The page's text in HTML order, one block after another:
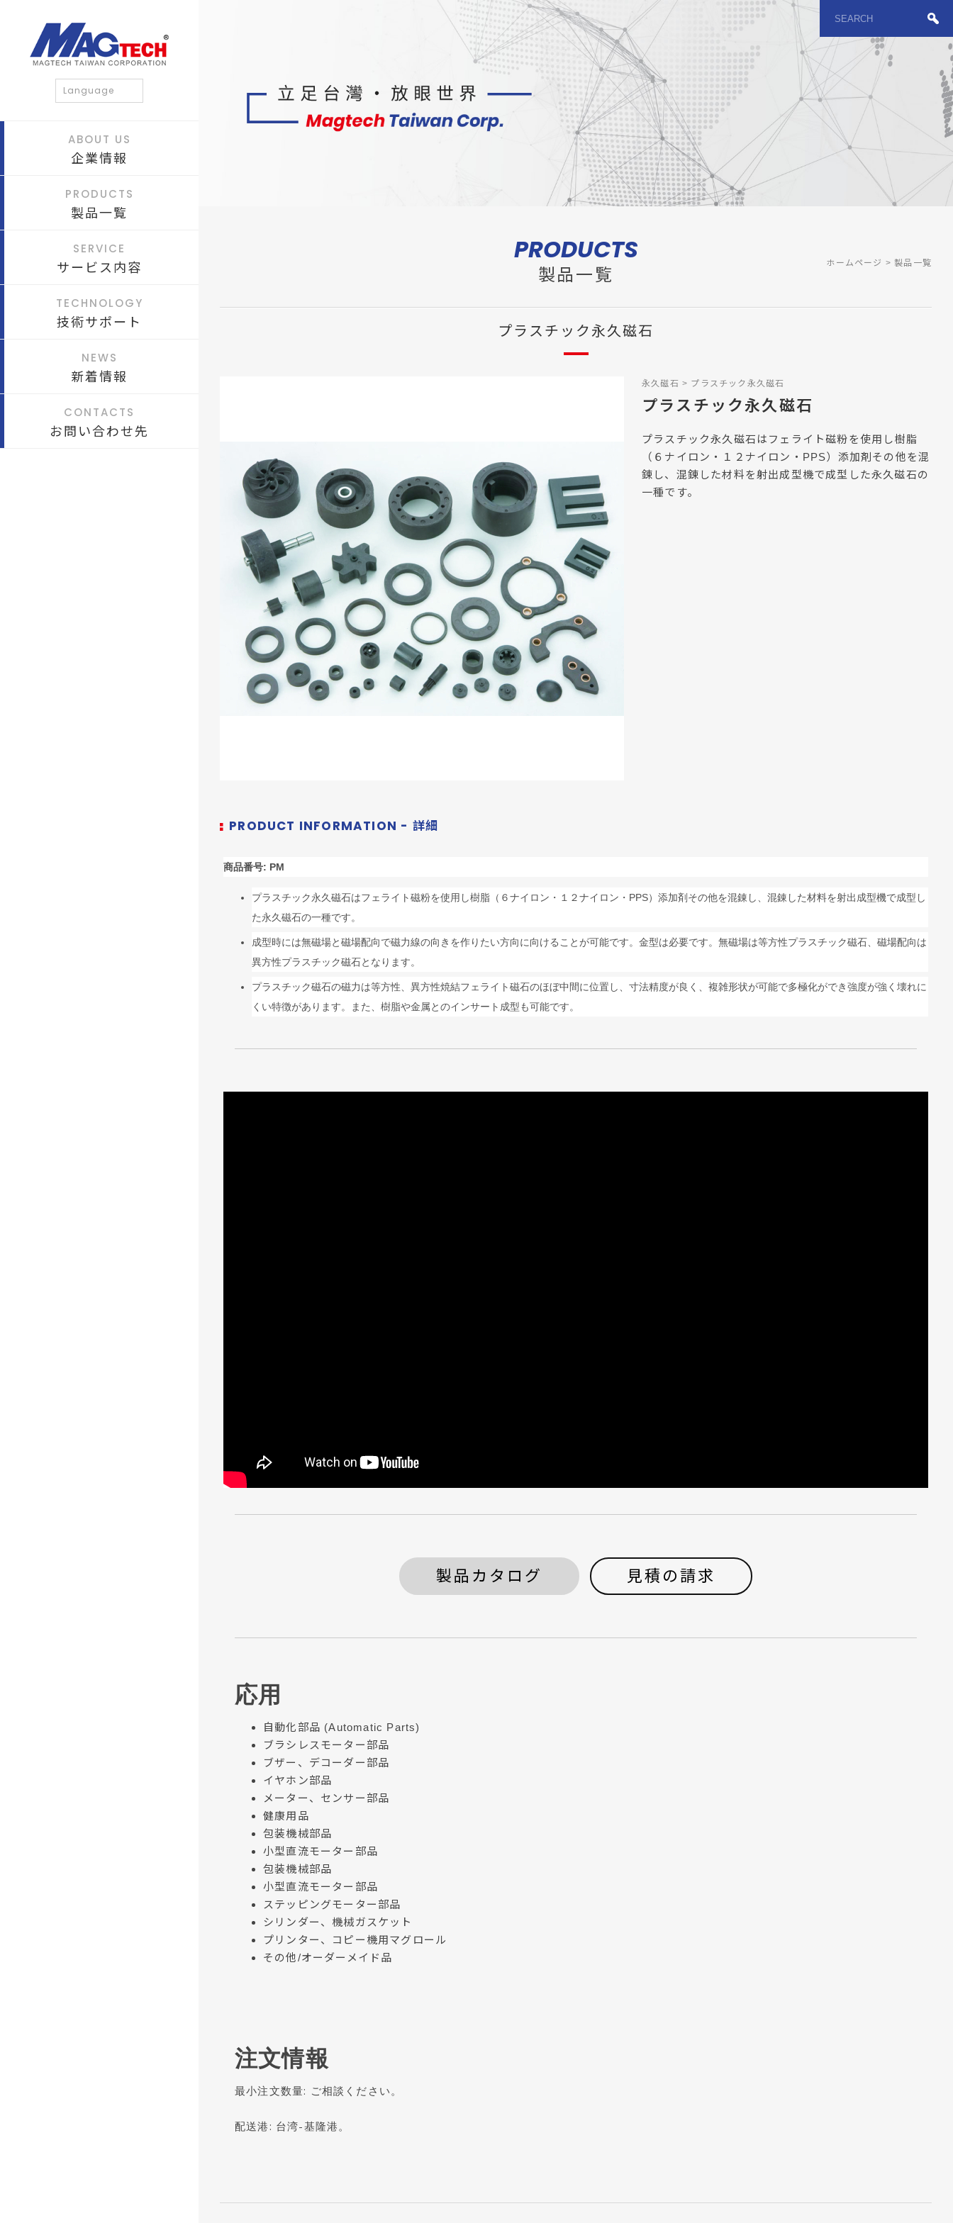
ABOUT US
企業情報
PRODUCTS
製品一覧
SERVICE
サービス内容
TECHNOLOGY
技術サポート
NEWS
新着情報
CONTACTS
お問い合わせ先
Language
ホームページ 製品一覧
PRODUCTS
製品一覧
プラスチック永久磁石
永久磁石 プラスチック永久磁石
プラスチック永久磁石
プラスチック永久磁石はフェライト磁粉を使用し樹脂
（６ナイロン・１２ナイロン・PPS）添加剤その他を混
錬し、混錬した材料を射出成型機で成型した永久磁石の
一種です。
PRODUCT INFORMATION - 詳細
商品番号: PM
プラスチック永久磁石はフェライト磁粉を使用し樹脂（６ナイロン・１２ナイロン・PPS）添加剤その他を混錬し、混錬した材料を射出成型機で成型し
た永久磁石の一種です。
成型時には無磁場と磁場配向で磁力線の向きを作りたい方向に向けることが可能です。金型は必要です。無磁場は等方性プラスチック磁石、磁場配向は
異方性プラスチック磁石となります。
プラスチック磁石の磁力は等方性、異方性焼結フェライト磁石のほぼ中間に位置し、寸法精度が良く、複雑形状が可能で多極化ができ強度が強く壊れに
くい特徴があります。
また、樹脂や金属とのインサート成型も可能です。
製品カタログ 見積の請求
応用
自動化部品 (Automatic Parts)
ブラシレスモーター部品
ブザー、デコーダー部品
イヤホン部品
メーター、センサー部品
健康用品
包装機械部品
小型直流モーター部品
包装機械部品
小型直流モーター部品
ステッピングモーター部品
シリンダー、機械ガスケット
プリンター、コピー機用マグロール
その他/オーダーメイド品
注文情報
最小注文数量: ご相談ください。
配送港: 台湾-基隆港。